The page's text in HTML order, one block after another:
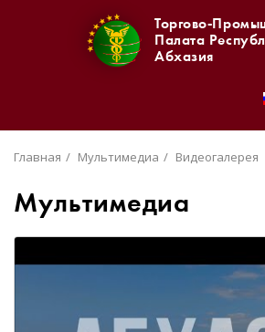
Торгово-
Палата
Абхазия
Главная Мультимедиа Видеогалерея
Мультимедиа